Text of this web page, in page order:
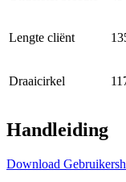
Lengte cliënt
Draaicirkel
Handleiding
Download